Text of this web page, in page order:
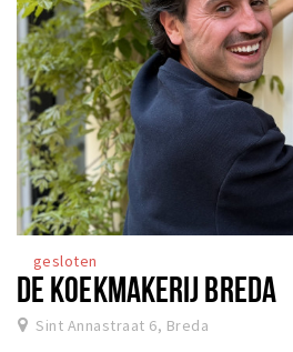
gesloten
DE KOEKMAKERIJ BREDA
Sint Annastraat 6, Breda